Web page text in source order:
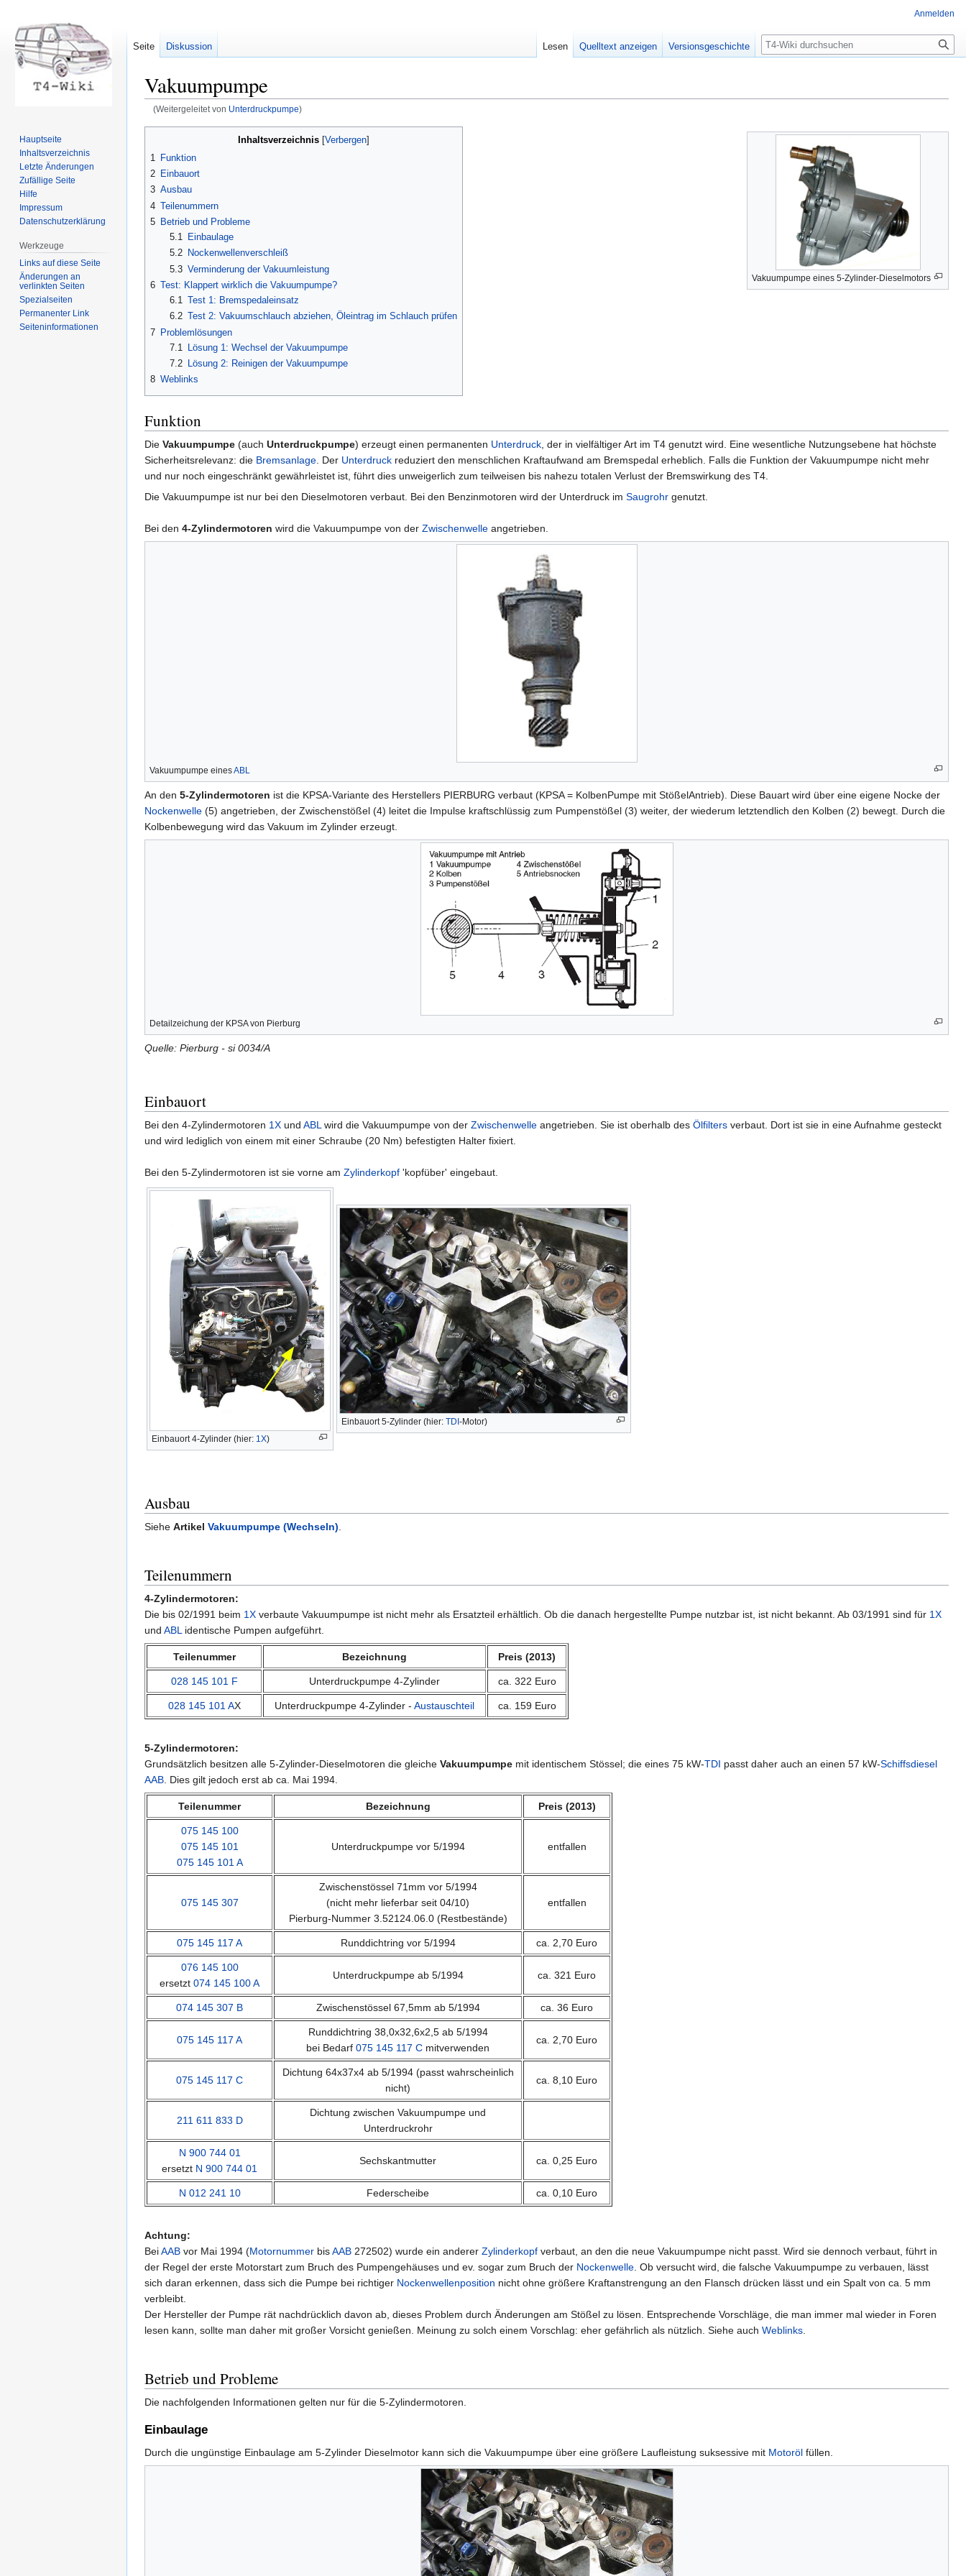
Vakuumpumpe
(Weitergeleitet von Unterdruckpumpe)
Vakuumpumpe eines 5-Zylinder-Dieselmotors
Inhaltsverzeichnis
1
Funktion
2 Einbauort
3 Ausbau
4 Teilenummern
5 Betrieb und Probleme
5.1
Einbaulage
5.2
Nockenwellenverschleiß
5.3 Verminderung der Vakuumleistung
6 Test: Klappert wirklich die Vakuumpumpe?
6.1
Test 1: Bremspedaleinsatz
6.2 Test 2: Vakuumschlauch abziehen, Öleintrag im Schlauch prüfen
7 Problemlösungen
7.1
Lösung 1: Wechsel der Vakuumpumpe
7.2
Lösung 2: Reinigen der Vakuumpumpe
8 Weblinks
Funktion
Die Vakuumpumpe (auch Unterdruckpumpe) erzeugt einen permanenten Unterdruck , der in vielfältiger Art im T4 genutzt wird. Eine wesentliche Nutzungsebene hat höchste
Sicherheitsrelevanz: die Bremsanlage . Der Unterdruck reduziert den menschlichen Kraftaufwand am Bremspedal erheblich. Falls die Funktion der Vakuumpumpe nicht mehr
und nur noch eingeschränkt gewährleistet ist, führt dies unweigerlich zum teilweisen bis nahezu totalen Verlust der Bremswirkung des T4.
Die Vakuumpumpe ist nur bei den Dieselmotoren verbaut. Bei den Benzinmotoren wird der Unterdruck im Saugrohr genutzt.
Bei den 4-Zylindermotoren wird die Vakuumpumpe von der Zwischenwelle angetrieben.
Vakuumpumpe einesABL
An den 5-Zylindermotoren ist die KPSA-Variante des Herstellers PIERBURG verbaut (KPSA = KolbenPumpe mit StößelAntrieb). Diese Bauart wird über eine eigene Nocke der
Nockenwelle (5) angetrieben, der Zwischenstößel (4) leitet die Impulse kraftschlüssig zum Pumpenstößel (3) weiter, der wiederum letztendlich den Kolben (2) bewegt. Durch die
Kolbenbewegung wird das Vakuum im Zylinder erzeugt.
Detailzeichung der KPSA von Pierburg
Quelle: Pierburg - si 0034/A
Einbauort
Bei den 4-Zylindermotoren 1X und ABL wird die Vakuumpumpe von der Zwischenwelle angetrieben. Sie ist oberhalb des Ölfilters verbaut. Dort ist sie in eine Aufnahme gesteckt
und wird lediglich von einem mit einer Schraube (20 Nm) befestigten Halter fixiert.
Bei den 5-Zylindermotoren ist sie vorne am Zylinderkopf 'kopfüber' eingebaut.
Einbauort 4-Zylinder (hier: 1X)
Einbauort 5-Zylinder (hier: TDI-Motor)
Ausbau
Siehe Artikel Vakuumpumpe (Wechseln)
Teilenummern
4-Zylindermotoren:
Die bis 02/1991 beim 1X verbaute Vakuumpumpe ist nicht mehr als Ersatzteil erhältlich. Ob die danach hergestellte Pumpe nutzbar ist, ist nicht bekannt. Ab 03/1991 sind für 1X
und ABL identische Pumpen aufgeführt.
Teilenummer Bezeichnung Preis (2013)
028 145 101 F Unterdruckpumpe 4-Zylinder ca. 322 Euro
028 145 101 AX Unterdruckpumpe 4-Zylinder - Austauschteil ca. 159 Euro
5-Zylindermotoren:
Grundsätzlich besitzen alle 5-Zylinder-Dieselmotoren die gleiche Vakuumpumpe mit identischem Stössel; die eines 75 kW-TDI passt daher auch an einen 57 kW-Schiffsdiesel
AAB . Dies gilt jedoch erst ab ca. Mai 1994.
Teilenummer Bezeichnung Preis (2013)
075 145 100
075 145 101
075 145 101 A
Unterdruckpumpe vor 5/1994 entfallen
075 145 307
Zwischenstössel 71mm vor 5/1994
(nicht mehr lieferbar seit 04/10)
Pierburg-Nummer 3.52124.06.0 (Restbestände)
entfallen
075 145 117 A Runddichtring vor 5/1994 ca. 2,70 Euro
076 145 100
ersetzt 074 145 100 A
Unterdruckpumpe ab 5/1994 ca. 321 Euro
074 145 307 B Zwischenstössel 67,5mm ab 5/1994 ca. 36 Euro
075 145 117 A
Runddichtring 38,0x32,6x2,5 ab 5/1994
bei Bedarf 075 145 117 C mitverwenden
ca. 2,70 Euro
075 145 117 C
Dichtung 64x37x4 ab 5/1994 (passt wahrscheinlich
nicht)
ca. 8,10 Euro
211 611 833 D
Dichtung zwischen Vakuumpumpe und
Unterdruckrohr
N 900 744 01
ersetzt N 900 744 01
Sechskantmutter ca. 0,25 Euro
N 012 241 10 Federscheibe ca. 0,10 Euro
Achtung:
BeiAAB vor Mai 1994 (Motornummer bisAAB 272502) wurde ein anderer Zylinderkopf verbaut, an den die neue Vakuumpumpe nicht passt. Wird sie dennoch verbaut, führt in
der Regel der erste Motorstart zum Bruch des Pumpengehäuses und ev. sogar zum Bruch der Nockenwelle . Ob versucht wird, die falsche Vakuumpumpe zu verbauen, lässt
sich daran erkennen, dass sich die Pumpe bei richtiger Nockenwellenposition nicht ohne größere Kraftanstrengung an den Flansch drücken lässt und ein Spalt von ca. 5 mm
verbleibt.
Der Hersteller der Pumpe rät nachdrücklich davon ab, dieses Problem durch Änderungen am Stößel zu lösen. Entsprechende Vorschläge, die man immer mal wieder in Foren
lesen kann, sollte man daher mit großer Vorsicht genießen. Meinung zu solch einem Vorschlag: eher gefährlich als nützlich. Siehe auch Weblinks
Betrieb und Probleme
Die nachfolgenden Informationen gelten nur für die 5-Zylindermotoren.
Einbaulage
Durch die ungünstige Einbaulage am 5-Zylinder Dieselmotor kann sich die Vakuumpumpe über eine größere Laufleistung suksessive mit Motoröl füllen.
Anmelden
Seite Diskussion Lesen Quelltext anzeigen Versionsgeschichte Suche
Hauptseite
Inhaltsverzeichnis
Letzte Änderungen
Zufällige Seite
Hilfe
Impressum
Datenschutzerklärung
Werkzeuge
Links auf diese Seite
Änderungen an
verlinkten Seiten
Spezialseiten
Permanenter Link
Seiten­informationen